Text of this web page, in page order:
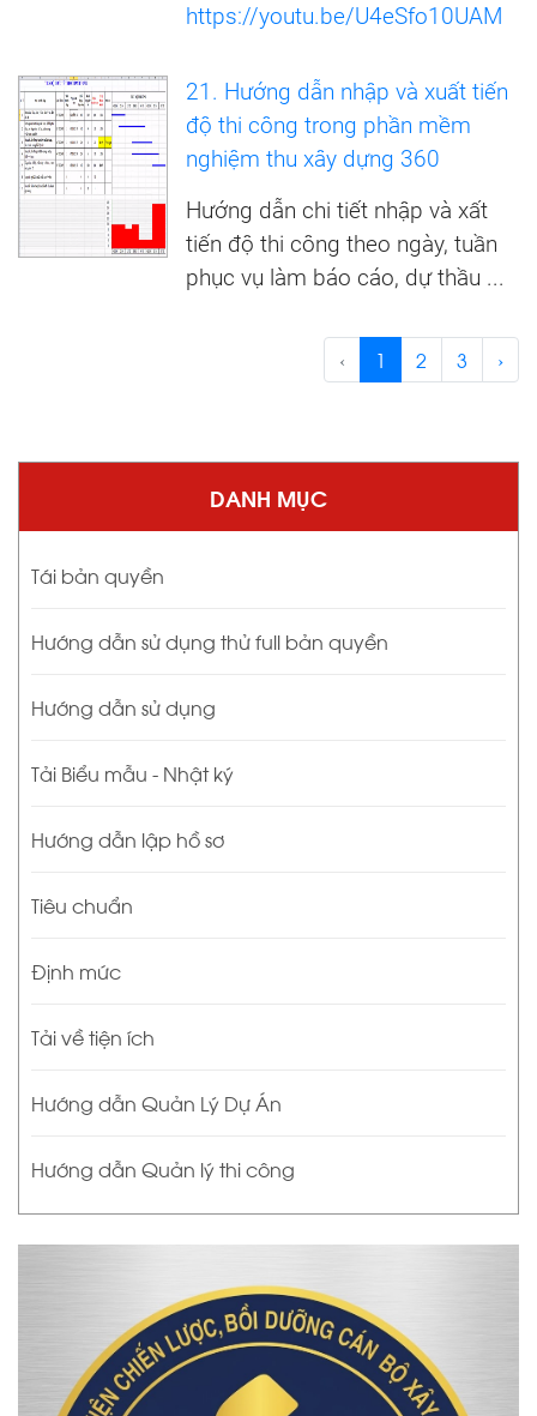
DANH MỤC
Tái bản quyền
Hướng dẫn sử dụng thử full bản quyền
Hướng dẫn sử dụng
Tải Biểu mẫu - Nhật ký
Hướng dẫn lập hồ sơ
Tiêu chuẩn
Định mức
Tải về tiện ích
Hướng dẫn Quản Lý Dự Án
Hướng dẫn Quản lý thi công
https://youtu.be/U4eSfo10UAM
21. Hướng dẫn nhập và xuất tiến
độ thi công trong phần mềm
nghiệm thu xây dựng 360
Hướng dẫn chi tiết nhập và xất
tiến độ thi công theo ngày, tuần
phục vụ làm báo cáo, dự thầu ...
‹ 1 2 3 ›